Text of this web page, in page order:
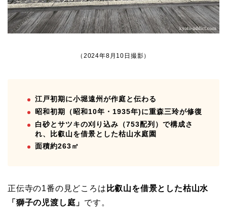
（2024年8月10日撮影）
江戸初期に小堀遠州が作庭と伝わる
昭和初期（昭和10年・1935年)に重森三玲が修復
白砂とサツキの刈り込み（753配列）で構成さ
れ、比叡山を借景とした枯山水庭園
面積約263㎡
正伝寺の1番の見どころは 比叡山を借景とした枯山水
「獅子の児渡し庭」 です。